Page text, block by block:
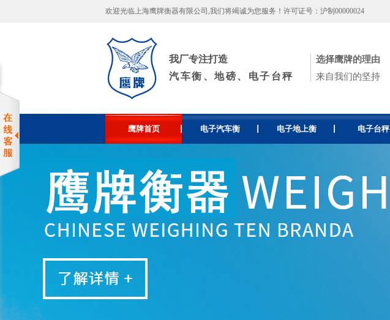
欢迎光临上海鹰牌衡器有限公司,我们将竭诚为您服务！许可证号：沪制00000024
我厂专注打造
汽车衡、地磅、电子台秤
选择鹰牌的理由
来自我们的坚持
鹰牌首页 电子汽车衡 电子地上衡 电子台秤